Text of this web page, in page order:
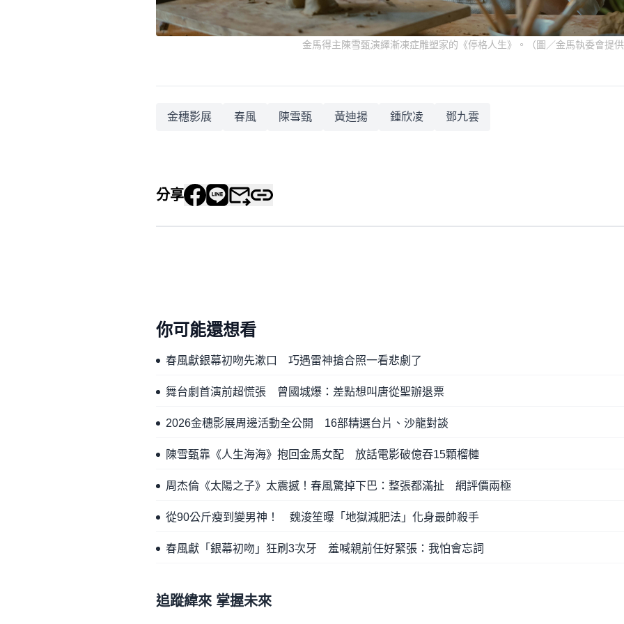
金馬得主陳雪甄演繹漸凍症雕塑家的《停格人生》。（圖／金馬執委會提
金穗影展 春風 陳雪甄 黃迪揚 鍾欣凌 鄧九雲
分享
你可能還想看
春風獻銀幕初吻先漱口 巧遇雷神搶合照一看悲劇了
舞台劇首演前超慌張 曾國城爆：差點想叫唐從聖辦退票
2026金穗影展周邊活動全公開 16部精選台片、沙龍對談
陳雪甄靠《人生海海》抱回金馬女配 放話電影破億吞15顆榴槤
周杰倫《太陽之子》太震撼！春風驚掉下巴：整張都滿扯 網評價兩極
從90公斤瘦到變男神！ 魏浚笙曝「地獄減肥法」化身最帥殺手
春風獻「銀幕初吻」狂刷3次牙 羞喊親前任好緊張：我怕會忘詞
追蹤緯來 掌握未來